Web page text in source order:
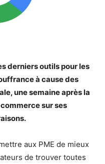
derniers outils pour les
à cause des
une semaine après la
sur ses
aux PME de mieux
de trouver toutes